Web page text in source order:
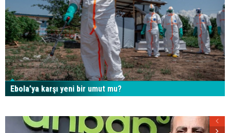
Ebola’ya karşı yeni bir umut mu?